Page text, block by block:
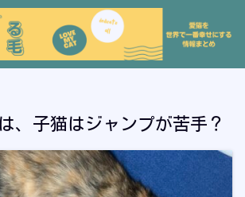
、子猫はジャンプが苦手？